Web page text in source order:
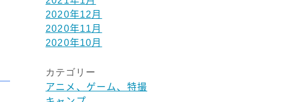
2020年12月
2020年11月
2020年10月
カテゴリー
アニメ、ゲーム、特撮